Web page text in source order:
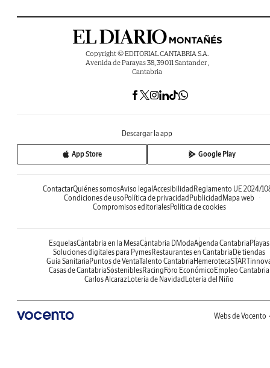
Copyright © EDITORIAL CANTABRIA S.A.
Avenida de Parayas 38, 39011 Santander ,
Cantabria
Descargar la app
App Store Google Play
ContactarQuiénes somosAviso legalAccesibilidadReglamento UE 2024/
Condiciones de usoPolítica de privacidadPublicidadMapa web
Compromisos editorialesPolítica de cookies
EsquelasCantabria en la MesaCantabria DModaAgenda CantabriaPlayas
Soluciones digitales para PymesRestaurantes en CantabriaDe tiendas
Guía SanitariaPuntos de VentaTalento CantabriaHemeroteca
Casas de CantabriaSosteniblesRacingForo EconómicoEmpleo Cantabria
Carlos AlcarazLotería de NavidadLotería del Niño
Webs de Vocento